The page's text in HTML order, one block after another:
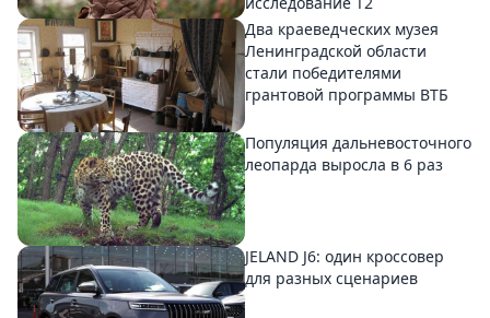
Два краеведческих музея
Ленинградской области
стали победителями
грантовой программы ВТБ
Популяция дальневосточного
леопарда выросла в 6 раз
JELAND J6: один кроссовер
для разных сценариев